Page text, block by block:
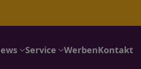
Service WerbenKontakt